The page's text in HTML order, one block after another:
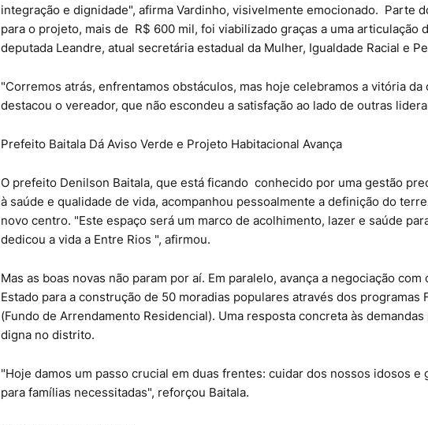
integração e dignidade", afirma Vardinho, visivelmente emocionado. Parte
para o projeto, mais de R$ 600 mil, foi viabilizado graças a uma articulação
deputada Leandre, atual secretária estadual da Mulher, Igualdade Racial e
"Corremos atrás, enfrentamos obstáculos, mas hoje celebramos a vitória da
destacou o vereador, que não escondeu a satisfação ao lado de outras
Prefeito Baitala Dá Aviso Verde e Projeto Habitacional Avança
O prefeito Denilson Baitala, que está ficando conhecido por uma gestão
à saúde e qualidade de vida, acompanhou pessoalmente a definição do
novo centro. "Este espaço será um marco de acolhimento, lazer e saúde
dedicou a vida a Entre Rios ", afirmou.
Mas as boas novas não param por aí. Em paralelo, avança a negociação com
Estado para a construção de 50 moradias populares através dos programas
(Fundo de Arrendamento Residencial). Uma resposta concreta às
digna no distrito.
"Hoje damos um passo crucial em duas frentes: cuidar dos nossos idosos e
para famílias necessitadas", reforçou Baitala.